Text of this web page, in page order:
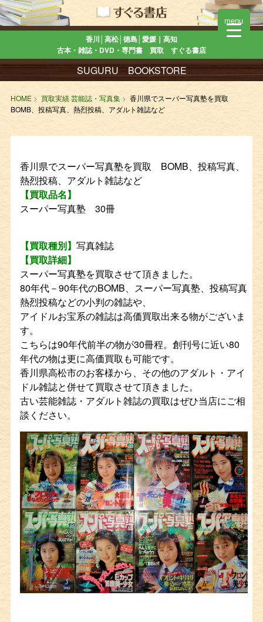
香川│高松│徳島│愛媛｜高知
古本・雑誌・DVD・専門書 買取 すぐる書店
SUGURU BOOKSTORE
HOME 買取実績 芸能誌・写真集
香川県でスーパー写真塾を買取
BOMB、投稿写真、熱烈投稿、アダルト雑誌など
香川県でスーパー写真塾を買取 BOMB、投稿写真、
熱烈投稿、アダルト雑誌など
【買取品名】
スーパー写真塾 30冊
【買取種別】 写真雑誌
【買取詳細】
スーパー写真塾を買取させて頂きました。
80年代－90年代のBOMB、スーパー写真塾、投稿写真
熱烈投稿などの小判の雑誌や、
アイドルお宝系の雑誌は高価買取出来る物がございま
す。
こちらは90年代前半の物が30冊程。創刊号に近い80
年代の物は更に高価買取も可能です。
香川県高松市のお客様から、その他のアダルト・アイ
ドル雑誌と併せて買取させて頂きました。
古い芸能雑誌・アダルト雑誌の買取はぜひ当店にご相
談ください。
menu